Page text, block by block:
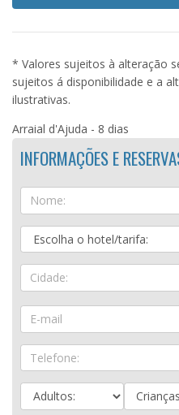
* Valores sujeitos à alteração
sujeitos á disponibilidade e a
ilustrativas.
Arraial d'Ajuda - 8 dias
INFORMAÇÕES E